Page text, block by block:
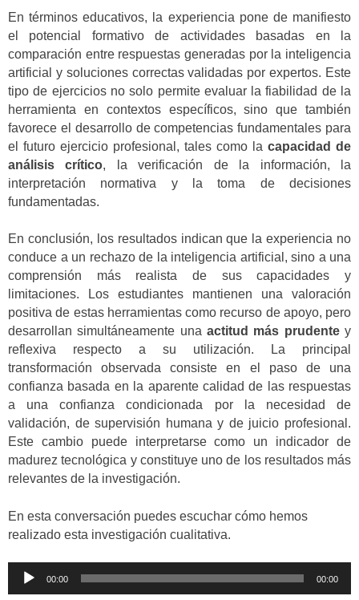
En términos educativos, la experiencia pone de manifiesto
el potencial formativo de actividades basadas en la
comparación entre respuestas generadas por la inteligencia
artificial y soluciones correctas validadas por expertos. Este
tipo de ejercicios no solo permite evaluar la fiabilidad de la
herramienta en contextos específicos, sino que también
favorece el desarrollo de competencias fundamentales para
el futuro ejercicio profesional, tales como la capacidad de
análisis crítico, la verificación de la información, la
interpretación normativa y la toma de decisiones
fundamentadas.
En conclusión, los resultados indican que la experiencia no
conduce a un rechazo de la inteligencia artificial, sino a una
comprensión más realista de sus capacidades y
limitaciones. Los estudiantes mantienen una valoración
positiva de estas herramientas como recurso de apoyo, pero
desarrollan simultáneamente una actitud más prudentey
reflexiva respecto a su utilización. La principal
transformación observada consiste en el paso de una
confianza basada en la aparente calidad de las respuestas
a una confianza condicionada por la necesidad de
validación, de supervisión humana y de juicio profesional.
Este cambio puede interpretarse como un indicador de
madurez tecnológica y constituye uno de los resultados más
relevantes de la investigación.
En esta conversación puedes escuchar cómo hemos
realizado esta investigación cualitativa.
Reproductor
00:00 00:00